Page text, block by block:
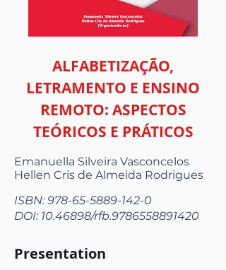
ALFABETIZAÇÃO,
LETRAMENTO E ENSINO
REMOTO: ASPECTOS
TEÓRICOS E PRÁTICOS
Emanuella Silveira Vasconcelos
Hellen Cris de Almeida Rodrigues
ISBN:978-65-5889-142-0
DOI: 10.46898/rfb.9786558891420
Presentation